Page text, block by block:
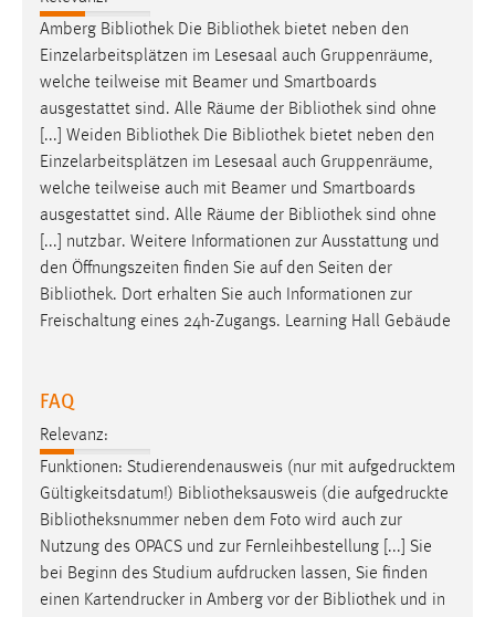
Amberg Bibliothek Die Bibliothek bietet neben den
Einzelarbeitsplätzen im Lesesaal auch Gruppenräume,
welche teilweise mit Beamer und Smartboards
ausgestattet sind. Alle Räume der Bibliothek sind ohne
[...] Weiden Bibliothek Die Bibliothek bietet neben den
Einzelarbeitsplätzen im Lesesaal auch Gruppenräume,
welche teilweise auch mit Beamer und Smartboards
ausgestattet sind. Alle Räume der Bibliothek sind ohne
[...] nutzbar. Weitere Informationen zur Ausstattung und
den Öffnungszeiten finden Sie auf den Seiten der
Bibliothek. Dort erhalten Sie auch Informationen zur
Freischaltung eines 24h-Zugangs. Learning Hall Gebäude
FAQ
Relevanz:
Funktionen: Studierendenausweis (nur mit aufgedrucktem
Gültigkeitsdatum!) Bibliotheksausweis (die aufgedruckte
Bibliotheksnummer neben dem Foto wird auch zur
Nutzung des OPACS und zur Fernleihbestellung [...] Sie
bei Beginn des Studium aufdrucken lassen, Sie finden
einen Kartendrucker in Amberg vor der Bibliothek und in